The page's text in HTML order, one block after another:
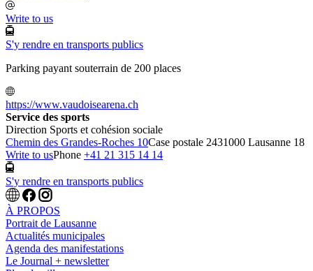
Write to us
S'y rendre en transports publics
Parking payant souterrain de 200 places
https://www.vaudoisearena.ch
Service des sports
Direction Sports et cohésion sociale
Chemin des Grandes-Roches 10Case postale 2431000 Lausanne 18
Write to usPhone +41 21 315 14 14
S'y rendre en transports publics
À PROPOS
Portrait de Lausanne
Actualités municipales
Agenda des manifestations
Le Journal + newsletter